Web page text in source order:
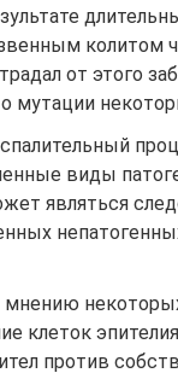
колитом
от этого
мутации
виды
являться
клеток
против